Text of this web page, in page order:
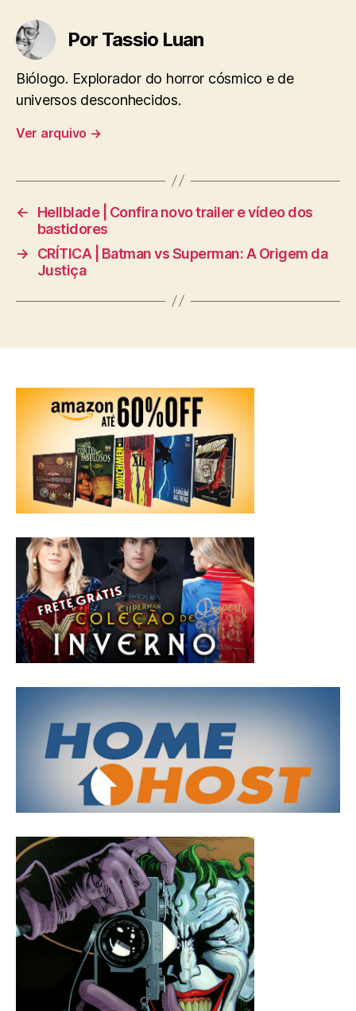
Por Tassio Luan
Biólogo. Explorador do horror cósmico e de
universos desconhecidos.
Ver arquivo →
←
Hellblade | Confira novo trailer e vídeo dos
bastidores
→
CRÍTICA | Batman vs Superman: A Origem da
Justiça